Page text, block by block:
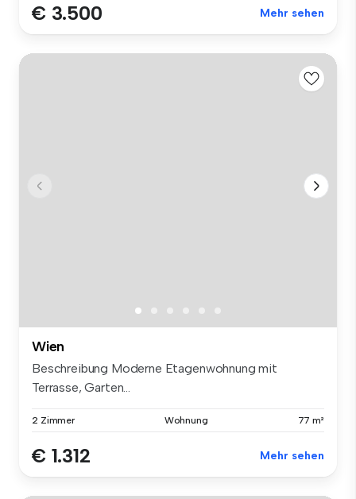
€ 3.500 Mehr sehen
Wien
Beschreibung Moderne Etagenwohnung mit
Terrasse, Garten...
2 Zimmer Wohnung 77 m²
€ 1.312 Mehr sehen